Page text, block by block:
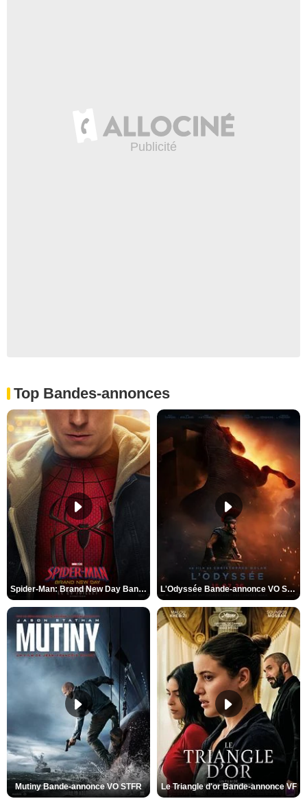
Top Bandes-annonces
Spider-Man: Brand New Day Bande-annonce VO STFR L'Odyssée Bande-annonce VO STFR
Mutiny Bande-annonce VO STFR Le Triangle d'or Bande-annonce VF